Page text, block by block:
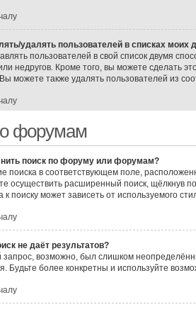
удалять пользователей в списках моих
пользователей в свой список двумя
недругов. Кроме того, вы можете сделать
можете также удалять пользователей из
форумам
поиск по форуму или форумам?
поиска в соответствующем поле,
осуществить расширенный поиск, щёлкнув
к поиску может зависеть от используемого
не даёт результатов?
запрос, возможно, был слишком
Будьте более конкретны и используйте